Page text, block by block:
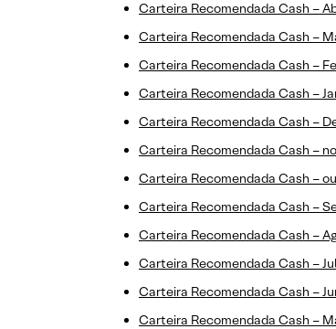
Carteira Recomendada Cash –
Carteira Recomendada Cash –
Carteira Recomendada Cash –
Carteira Recomendada Cash –
Carteira Recomendada Cash –
Carteira Recomendada Cash –
Carteira Recomendada Cash –
Carteira Recomendada Cash –
Carteira Recomendada Cash –
Carteira Recomendada Cash –
Carteira Recomendada Cash –
Carteira Recomendada Cash –